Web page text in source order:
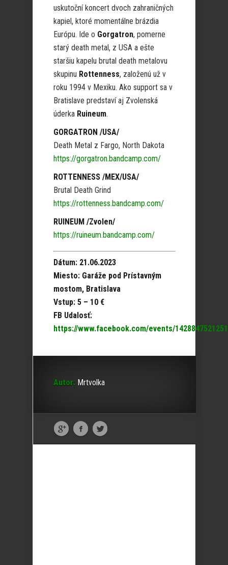
uskutoční koncert dvoch zahraničných
kapiel, ktoré momentálne brázdia
Európu. Ide o Gorgatron, pomerne
starý death metal, z USA a ešte
staršiu kapelu brutal death metalovu
skupinu Rottenness, založenú už v
roku 1994 v Mexiku. Ako support sa v
Bratislave predstaví aj Zvolenská
úderka Ruineum.
GORGATRON /USA/
Death Metal z Fargo, North Dakota
https://gorgatron.bandcamp.com/
ROTTENNESS /MEX/USA/
Brutal Death Grind
https://rottenness.bandcamp.com/
RUINEUM /Zvolen/
https://ruineum.bandcamp.com/
Dátum: 21.06.2023
Miesto: Garáže pod Prístavným
mostom, Bratislava
Vstup: 5 – 10 €
FB Udalosť:
https://www.facebook.com/events/
Autor: Mrtvolka